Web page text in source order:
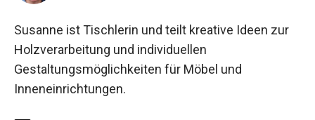
Susanne ist Tischlerin und teilt kreative Ideen zur
Holzverarbeitung und individuellen
Gestaltungsmöglichkeiten für Möbel und
Inneneinrichtungen.